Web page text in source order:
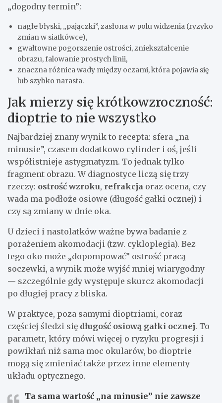
„dogodny termin”:
nagłe błyski, „pajączki”, zasłona w polu widzenia (ryzyko
zmian w siatkówce),
gwałtowne pogorszenie ostrości, zniekształcenie
obrazu, falowanie prostych linii,
znaczna różnica wady między oczami, która pojawia się
lub szybko narasta.
Jak mierzy się krótkowzroczność:
dioptrie to nie wszystko
Najbardziej znany wynik to recepta: sfera „na
minusie”, czasem dodatkowo cylinder i oś, jeśli
współistnieje astygmatyzm. To jednak tylko
fragment obrazu. W diagnostyce liczą się trzy
rzeczy: ostrość wzroku, refrakcja oraz ocena, czy
wada ma podłoże osiowe (długość gałki ocznej) i
czy są zmiany w dnie oka.
U dzieci i nastolatków ważne bywa badanie z
porażeniem akomodacji (tzw. cykloplegia). Bez
tego oko może „dopompować” ostrość pracą
soczewki, a wynik może wyjść mniej wiarygodny
— szczególnie gdy występuje skurcz akomodacji
po długiej pracy z bliska.
W praktyce, poza samymi dioptriami, coraz
częściej śledzi się długość osiową gałki ocznej. To
parametr, który mówi więcej o ryzyku progresji i
powikłań niż sama moc okularów, bo dioptrie
mogą się zmieniać także przez inne elementy
układu optycznego.
Ta sama wartość „na minusie” nie zawsze